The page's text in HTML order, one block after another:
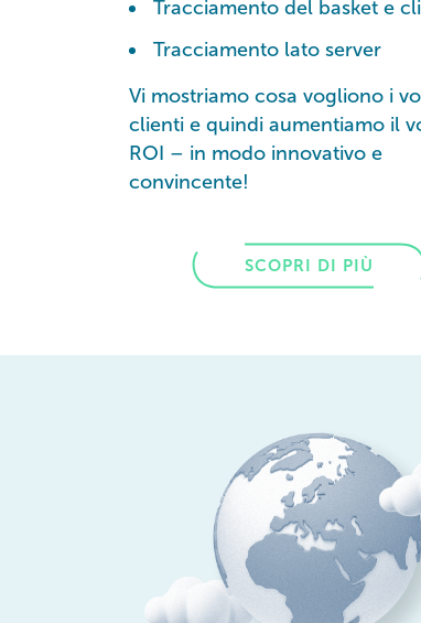
Tracciamento del basket e
Tracciamento lato server
Vi mostriamo cosa vogliono i
clienti e quindi aumentiamo il
ROI – in modo innovativo e
convincente!
SCOPRI DI PIÙ